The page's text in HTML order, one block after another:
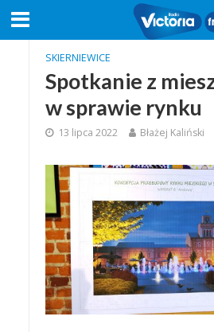
SKIERNIEWICE
Spotkanie z
w sprawie rynku
13 lipca 2022 Błażej Kaliński